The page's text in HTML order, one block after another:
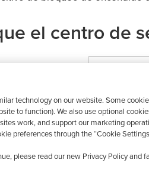
el centro de
El dispositivo puede
technology on our website. Some
to function). We also use optional
work, and support our marketing
preferences through the “Cookie
please read our new Privacy Policy and